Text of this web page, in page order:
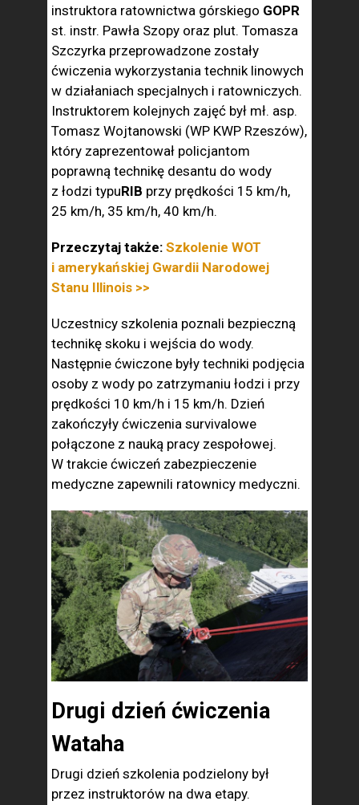
instruktora ratownictwa górskiego GOPR
st. instr. Pawła Szopy oraz plut. Tomasza
Szczyrka przeprowadzone zostały
ćwiczenia wykorzystania technik linowych
w działaniach specjalnych i ratowniczych.
Instruktorem kolejnych zajęć był mł. asp.
Tomasz Wojtanowski (WP KWP Rzeszów),
który zaprezentował policjantom
poprawną technikę desantu do wody
z łodzi typuRIB przy prędkości 15 km/h,
25 km/h, 35 km/h, 40 km/h.
Przeczytaj także: Szkolenie WOT
i amerykańskiej Gwardii Narodowej
Stanu Illinois >>
Uczestnicy szkolenia poznali bezpieczną
technikę skoku i wejścia do wody.
Następnie ćwiczone były techniki podjęcia
osoby z wody po zatrzymaniu łodzi i przy
prędkości 10 km/h i 15 km/h. Dzień
zakończyły ćwiczenia survivalowe
połączone z nauką pracy zespołowej.
W trakcie ćwiczeń zabezpieczenie
medyczne zapewnili ratownicy medyczni.
Drugi dzień ćwiczenia
Wataha
Drugi dzień szkolenia podzielony był
przez instruktorów na dwa etapy.